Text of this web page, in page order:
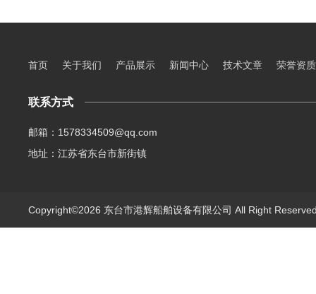
首页 关于我们 产品展示 新闻中心 技术文章 荣誉资质
联系方式
邮箱：1578334509@qq.com
地址：江苏省东台市新街镇
Copyright©2026 东台市港辉船舶设备有限公司 All Right